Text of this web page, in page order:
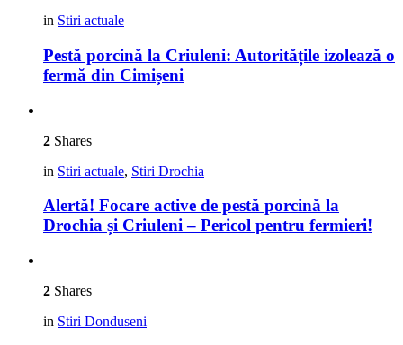
in Stiri actuale
Pestă porcină la Criuleni: Autoritățile izolează o
fermă din Cimișeni
2 Shares
in Stiri actuale, Stiri Drochia
Alertă! Focare active de pestă porcină la
Drochia și Criuleni – Pericol pentru fermieri!
2 Shares
in Stiri Donduseni